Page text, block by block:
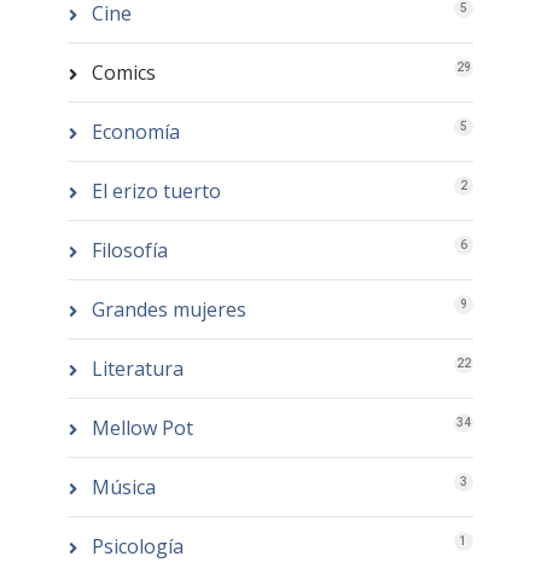
Cine 5
Comics 29
Economía 5
El erizo tuerto 2
Filosofía 6
Grandes mujeres 9
Literatura 22
Mellow Pot 34
Música 3
Psicología 1